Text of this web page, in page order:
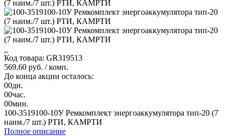
Код товара: GR319513
569.60 руб. / комп.
До конца акции осталось:
00дн.
00час.
00мин.
100-3519100-10У Ремкомплект энергоаккумулятора тип-20 (7
наим./7 шт.) РТИ, КАМРТИ
Полное описание